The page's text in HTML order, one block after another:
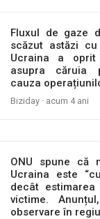
Fluxul de gaze
scăzut astăzi
Ucraina a
asupra căruia
cauza
Biziday · acum 4 ani
ONU spune că
Ucraina este
decât
victime.
observare în